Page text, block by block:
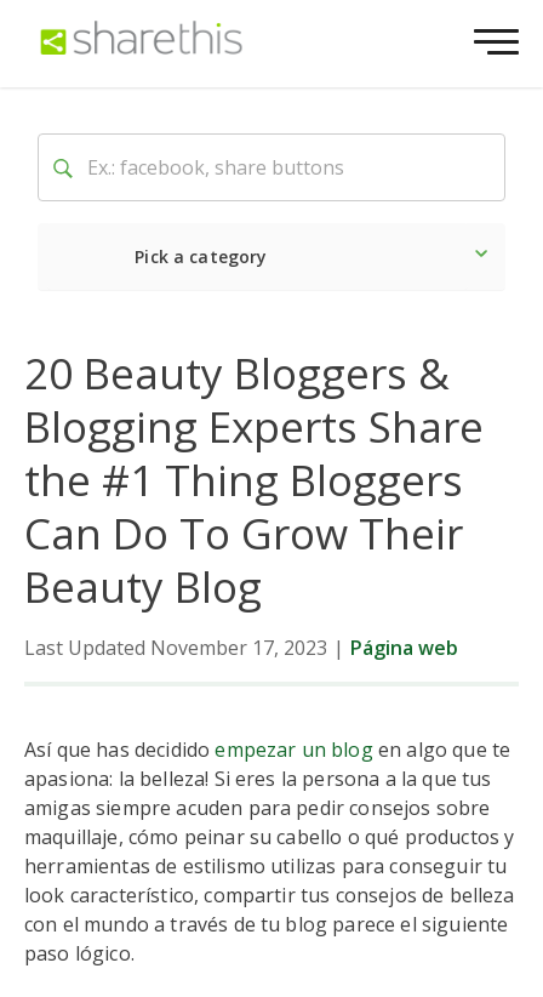
Pick a category
20 Beauty Bloggers &
Blogging Experts Share
the #1 Thing Bloggers
Can Do To Grow Their
Beauty Blog
Last Updated November 17, 2023 | Página web
Así que has decididoempezar un blogen algo que te
apasiona: la belleza! Si eres la persona a la que tus
amigas siempre acuden para pedir consejos sobre
maquillaje, cómo peinar su cabello o qué productos y
herramientas de estilismo utilizas para conseguir tu
look característico, compartir tus consejos de belleza
con el mundo a través de tu blog parece el siguiente
paso lógico.